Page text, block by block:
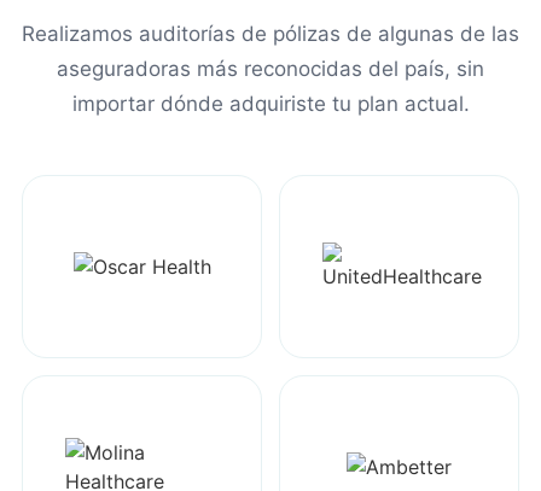
Realizamos auditorías de pólizas de algunas de las
aseguradoras más reconocidas del país, sin
importar dónde adquiriste tu plan actual.